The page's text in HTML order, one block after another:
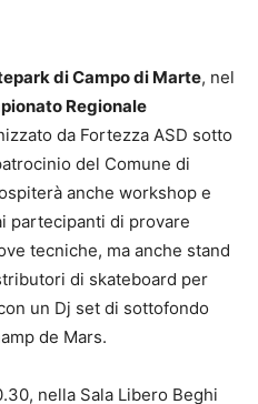
di Campo di Marte, nel
Regionale
da Fortezza ASD sotto
del Comune di
anche workshop e
partecipanti di provare
tecniche, ma anche stand
di skateboard per
un Dj set di sottofondo
de Mars.
nella Sala Libero Beghi